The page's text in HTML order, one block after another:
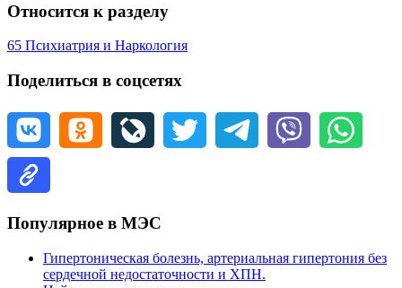
Относится к разделу
65 Психиатрия и Наркология
Поделиться в соцсетях
Популярное в МЭС
Гипертоническая болезнь, артериальная гипертония без
сердечной недостаточности и ХПН.